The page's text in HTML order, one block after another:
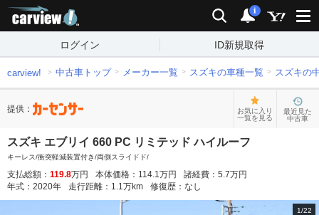
検索 通知
i
ログイン ID新規取得
carview! 中古車トップ メーカー一覧 スズキの車種一覧 スズキの
提供：
お気に入り
一覧を見る
最近見た
中古車
スズキ エブリイ 660 PC リミテッド ハイルーフ
キーレス/衝突軽減装置付き/両側スライドド/
支払総額： 119.8万円 本体価格： 114.1万円 諸経費： 5.7万円
年式： 2020年 走行距離： 1.1万km 修復歴： なし
1/22